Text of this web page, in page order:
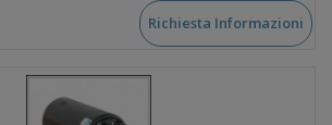
Richiesta Informazioni